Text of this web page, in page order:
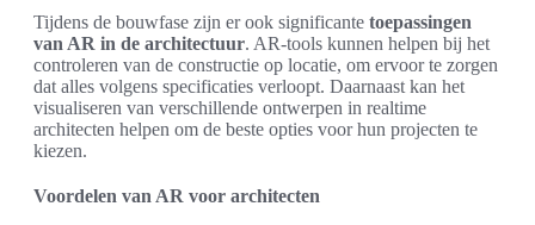
Tijdens de bouwfase zijn er ook significante toepassingen
van AR in de architectuur. AR-tools kunnen helpen bij het
controleren van de constructie op locatie, om ervoor te zorgen
dat alles volgens specificaties verloopt. Daarnaast kan het
visualiseren van verschillende ontwerpen in realtime
architecten helpen om de beste opties voor hun projecten te
kiezen.
Voordelen van AR voor architecten